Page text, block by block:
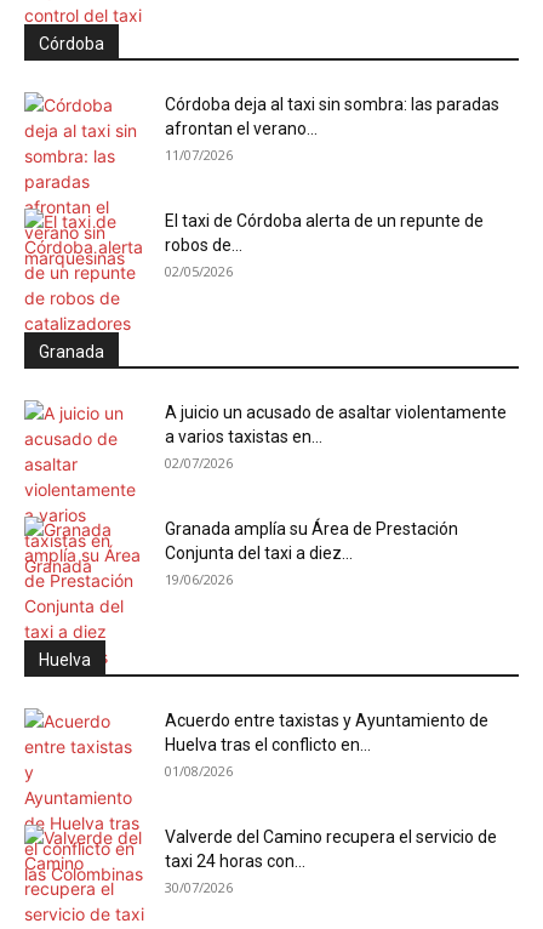
Córdoba
Córdoba deja al taxi sin sombra: las paradas
afrontan el verano...
11/07/2026
El taxi de Córdoba alerta de un repunte de
robos de...
02/05/2026
Granada
A juicio un acusado de asaltar violentamente
a varios taxistas en...
02/07/2026
Granada amplía su Área de Prestación
Conjunta del taxi a diez...
19/06/2026
Huelva
Acuerdo entre taxistas y Ayuntamiento de
Huelva tras el conflicto en...
01/08/2026
Valverde del Camino recupera el servicio de
taxi 24 horas con...
30/07/2026